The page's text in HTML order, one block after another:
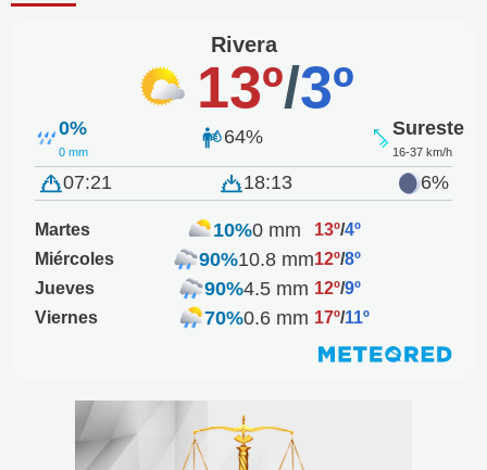
Rivera
13º/3º
0%
0 mm
64% Sureste
16-37 km/h
07:21 18:13 6%
Martes 10%0 mm 13º/4º
Miércoles
90%10.8 mm12º/8º
Jueves
90%4.5 mm 12º/9º
Viernes
70%0.6 mm 17º/11º